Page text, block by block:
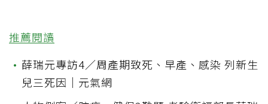
推薦閱讀
• 薛瑞元專訪4／周產期致死、早產、感染 列新生
兒三死因｜元氣網